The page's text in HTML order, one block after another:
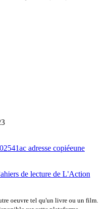
adresse copiéeune
de lecture de L'Action
oeuvre tel qu'un livre ou un film.